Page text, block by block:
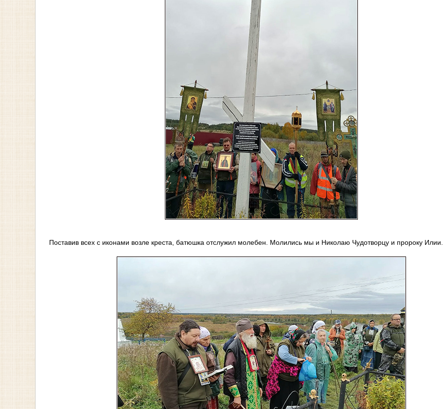
Поставив всех с иконами возле креста, батюшка отслужил молебен. Молились мы и Николаю Чудотворцу и пророку Илии.